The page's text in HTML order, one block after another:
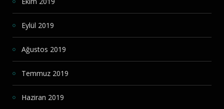
Eylül 2019
Ağustos 2019
Temmuz 2019
Haziran 2019